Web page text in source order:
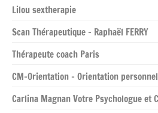
Lilou sextherapie
Scan Thérapeutique – Raphaël FERRY
Thérapeute coach Paris
CM-Orientation – Orientation
Carlina Magnan Votre Psychologue et